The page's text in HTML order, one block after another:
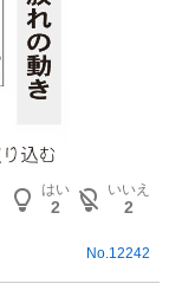
はい
2
いいえ
2
No. 12242